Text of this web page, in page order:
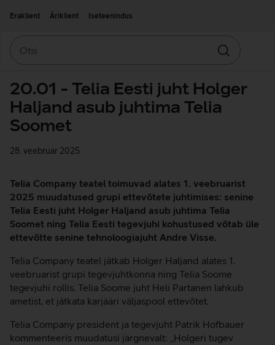
Eraklient
Äriklient Iseteenindus
Otsin
20.01 - Telia Eesti juht Holger
Haljand asub juhtima Telia
Soomet
28. veebruar 2025
Telia Company teatel toimuvad alates 1. veebruarist
2025 muudatused grupi ettevõtete juhtimises: senine
Telia Eesti juht Holger Haljand asub juhtima Telia
Soomet ning Telia Eesti tegevjuhi kohustused võtab üle
ettevõtte senine tehnoloogiajuht Andre Visse.
Telia Company teatel jätkab Holger Haljand alates 1.
veebruarist grupi tegevjuhtkonna ning Telia Soome
tegevjuhi rollis. Telia Soome juht Heli Partanen lahkub
ametist, et jätkata karjääri väljaspool ettevõtet.
Telia Company president ja tegevjuht Patrik Hofbauer
kommenteeris muudatusi järgnevalt: „Holgeri tugev